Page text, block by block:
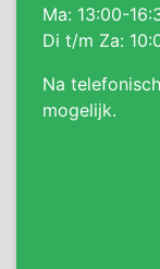
Ma: 13:00-
Di t/m Za:
Na
mogelijk.